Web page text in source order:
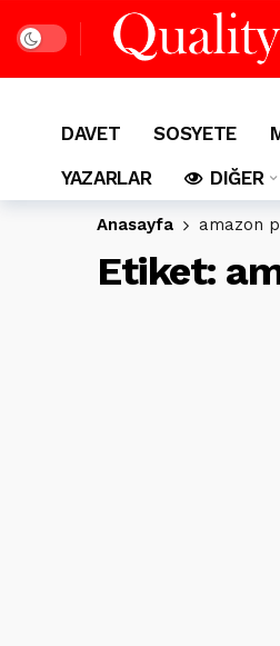
Dark mode
DAVET SOSYETE
YAZARLAR
DIĞER
Anasayfa amazon
Etiket: